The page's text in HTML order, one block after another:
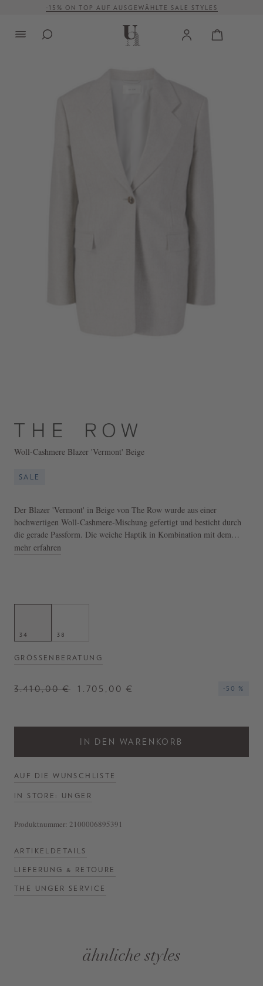
springen-15% ON TOP AUF AUSGEWÄHLTE SALE STYLES
Woll-Cashmere Blazer 'Vermont' Beige
SALE
Der Blazer 'Vermont' in Beige von The Row wurde aus einer
hochwertigen Woll-Cashmere-Mischung gefertigt und besticht durch
die gerade Passform. Die weiche Haptik in Kombination mit dem
aufsteigenden Reverskragen zeichnet das Design aus.
- Hergestellt in Italien
mehr erfahren
34 38
GRÖSSENBERATUNG
3.410,00 € 1.705,00 € -50 %
IN DEN WARENKORB
AUF DIE WUNSCHLISTE
IN STORE: UNGER
Produktnummer: 2100006895391
ARTIKELDETAILS
LIEFERUNG & RETOURE
THE UNGER SERVICE
ähnliche styles